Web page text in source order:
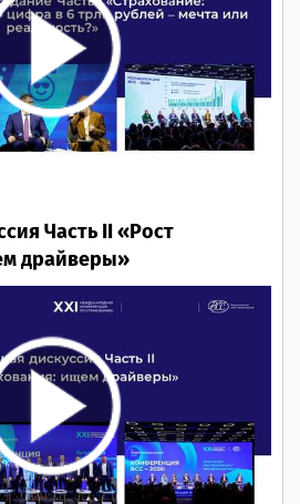
Часть II «Рост
драйверы»